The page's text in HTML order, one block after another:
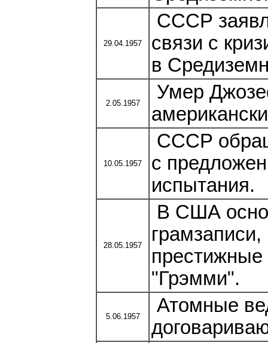
29.04.1957
СССР
связи с
в
2.05.1957
Умер
10.05.1957
СССР
с
испытания.
28.05.1957
В США
"Грэмми".
5.06.1957
Атомные